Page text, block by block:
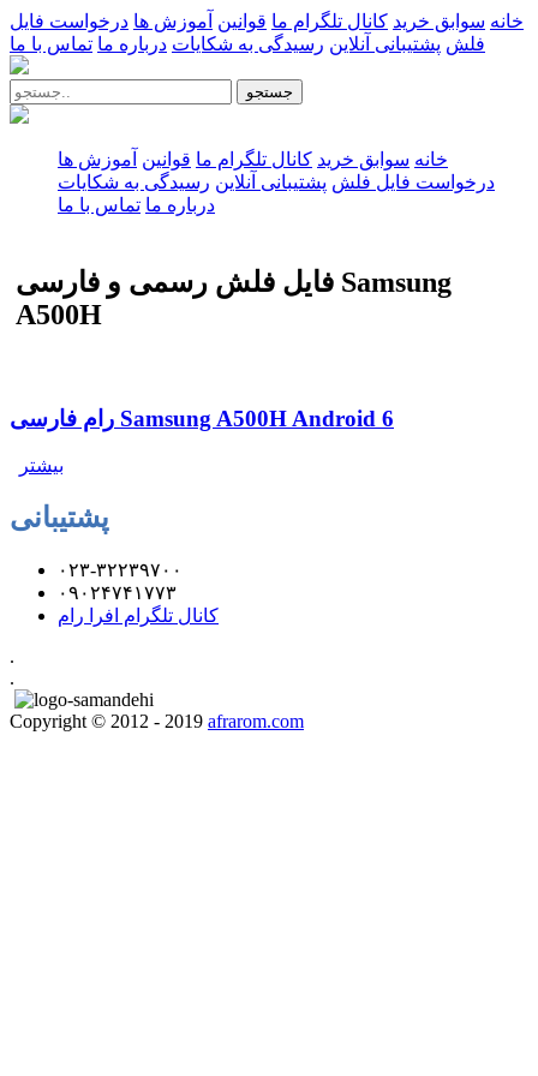
خانه سوابق خرید کانال تلگرام ما قوانین آموزش ها درخواست فایل
فلش پشتیبانی آنلاین رسیدگی به شکایات درباره ما تماس با ما
جستجو
خانه سوابق خرید کانال تلگرام ما قوانین آموزش ها
درخواست فایل فلش پشتیبانی آنلاین رسیدگی به شکایات
درباره ما تماس با ما
فایل فلش رسمی و فارسی Samsung
A500H
رام فارسی Samsung A500H Android 6
بیشتر
پشتیبانی
۰۲۳-۳۲۲۳۹۷۰۰
۰۹۰۲۴۷۴۱۷۷۳
کانال تلگرام افرا رام
.
.
Copyright © 2012 - 2019 afrarom.com